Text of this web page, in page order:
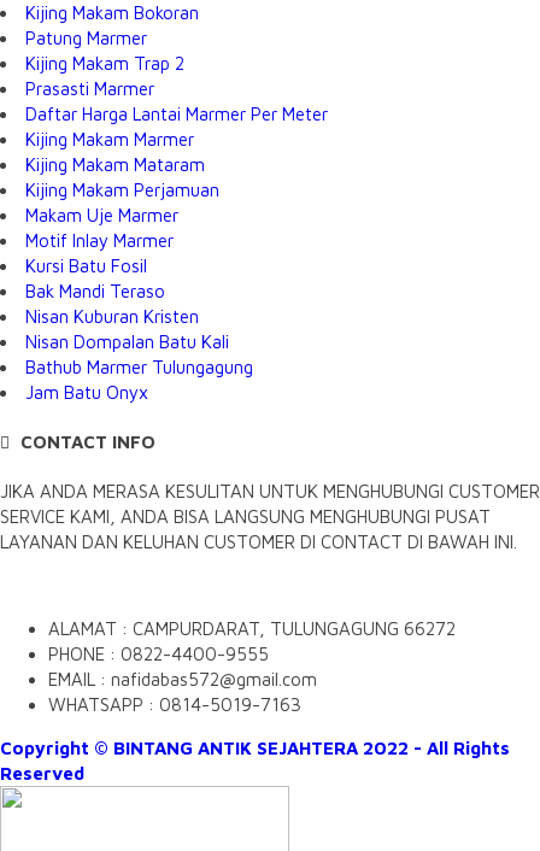
Kijing Makam Bokoran
Patung Marmer
Kijing Makam Trap 2
Prasasti Marmer
Daftar Harga Lantai Marmer Per Meter
Kijing Makam Marmer
Kijing Makam Mataram
Kijing Makam Perjamuan
Makam Uje Marmer
Motif Inlay Marmer
Kursi Batu Fosil
Bak Mandi Teraso
Nisan Kuburan Kristen
Nisan Dompalan Batu Kali
Bathub Marmer Tulungagung
Jam Batu Onyx
CONTACT INFO
JIKA ANDA MERASA KESULITAN UNTUK MENGHUBUNGI CUSTOMER
SERVICE KAMI, ANDA BISA LANGSUNG MENGHUBUNGI PUSAT
LAYANAN DAN KELUHAN CUSTOMER DI CONTACT DI BAWAH INI.
ALAMAT : CAMPURDARAT, TULUNGAGUNG 66272
PHONE : 0822-4400-9555
EMAIL : nafidabas572@gmail.com
WHATSAPP : 0814-5019-7163
Copyright © BINTANG ANTIK SEJAHTERA 2022 - All Rights
Reserved